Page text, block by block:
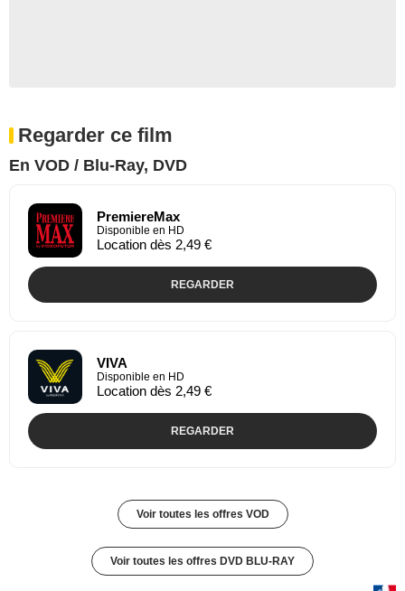
Regarder ce film
En VOD / Blu-Ray, DVD
PremiereMax
Disponible en HD
Location dès 2,49 €
REGARDER
VIVA
Disponible en HD
Location dès 2,49 €
REGARDER
Voir toutes les offres VOD
Voir toutes les offres DVD BLU-RAY